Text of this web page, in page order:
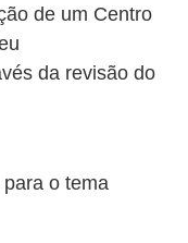
de um Centro
da revisão do
o tema